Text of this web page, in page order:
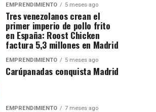
EMPRENDIMIENTO 5 meses ago
Tres venezolanos crean el
primer imperio de pollo frito
en España: Roost Chicken
factura 5,3 millones en Madrid
EMPRENDIMIENTO 5 meses ago
Carúpanadas conquista Madrid
EMPRENDIMIENTO 7 meses ago